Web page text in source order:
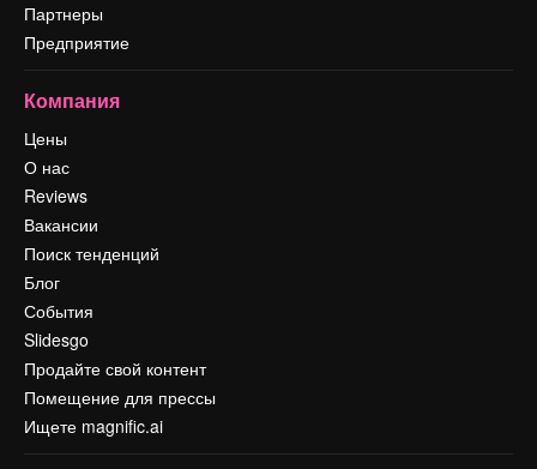
Партнеры
Предприятие
Компания
Цены
О нас
Reviews
Вакансии
Поиск тенденций
Блог
События
Slidesgo
Продайте свой контент
Помещение для прессы
Ищете magnific.ai